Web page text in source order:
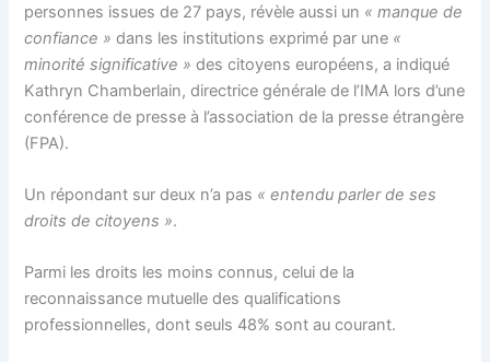
personnes issues de 27 pays, révèle aussi un « manque de
confiance » dans les institutions exprimé par une «
minorité significative » des citoyens européens, a indiqué
Kathryn Chamberlain, directrice générale de l’IMA lors d’une
conférence de presse à l’association de la presse étrangère
(FPA).
Un répondant sur deux n’a pas « entendu parler de ses
droits de citoyens ».
Parmi les droits les moins connus, celui de la
reconnaissance mutuelle des qualifications
professionnelles, dont seuls 48% sont au courant.